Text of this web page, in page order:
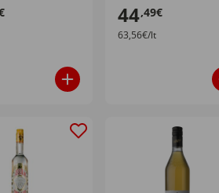
44,49€
63,56€/lt